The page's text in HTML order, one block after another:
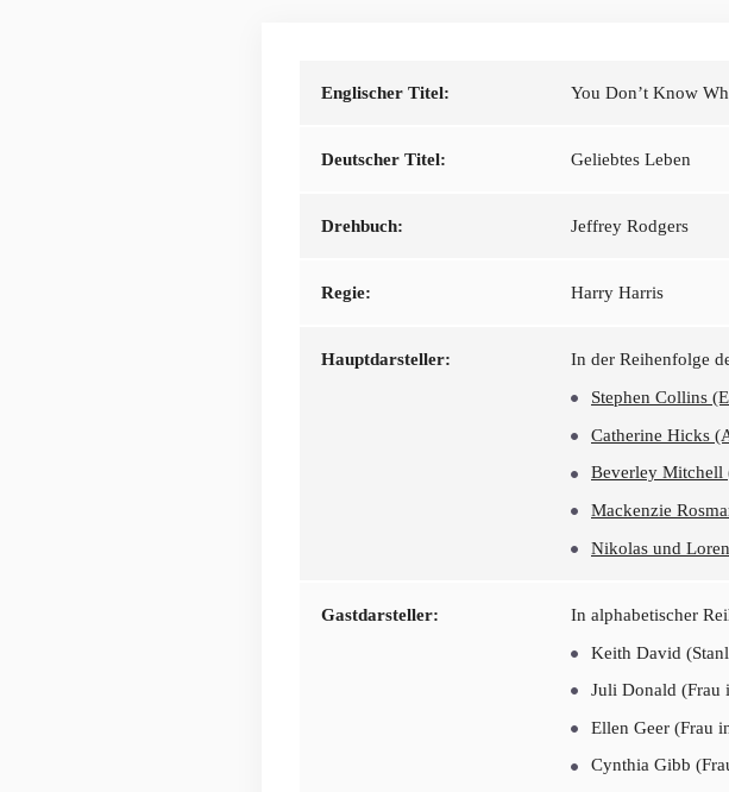
Englischer Titel: You Don’t Know
Deutscher Titel: Geliebtes Leben
Drehbuch: Jeffrey Rodgers
Regie: Harry Harris
Hauptdarsteller:
In der Reihenfolge
Stephen Collins
Catherine Hicks
Beverley
Mackenzie
Nikolas und
Gastdarsteller:
In alphabetischer
Keith David
Juli Donald (Frau
Ellen Geer (Frau
Cynthia Gibb